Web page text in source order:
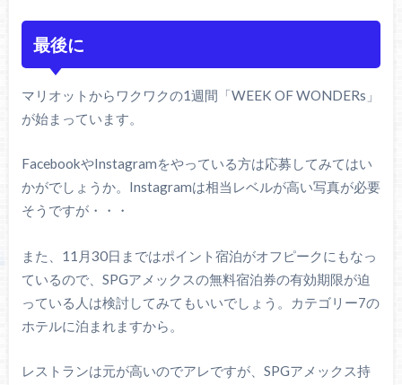
最後に
マリオットからワクワクの1週間「WEEK OF WONDERs」
が始まっています。
FacebookやInstagramをやっている方は応募してみてはい
かがでしょうか。Instagramは相当レベルが高い写真が必要
そうですが・・・
また、11月30日まではポイント宿泊がオフピークにもなっ
ているので、SPGアメックスの無料宿泊券の有効期限が迫
っている人は検討してみてもいいでしょう。カテゴリー7の
ホテルに泊まれますから。
レストランは元が高いのでアレですが、SPGアメックス持